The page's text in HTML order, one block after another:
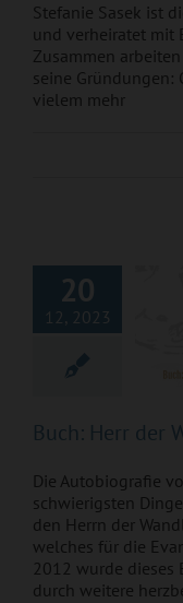
Stefanie Sasek ist
und verheiratet mit
Zusammen
seine Gründungen:
vielem mehr
20
12, 2023
Buch: Herr der
Die Autobiografie
schwierigsten
den Herrn der
welches für die
2012 wurde dieses
durch weitere